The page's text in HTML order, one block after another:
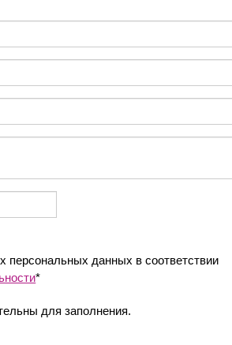
персональных данных в соответствии
*
для заполнения.